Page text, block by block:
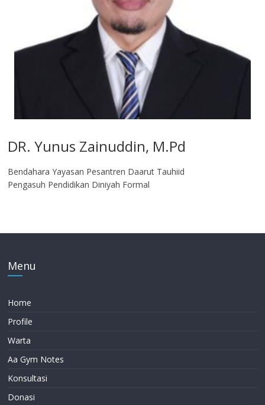
DR. Yunus Zainuddin, M.Pd
Bendahara Yayasan Pesantren Daarut Tauhiid
Pengasuh Pendidikan Diniyah Formal
Menu
Home
Profile
Warta
Aa Gym Notes
Konsultasi
Donasi